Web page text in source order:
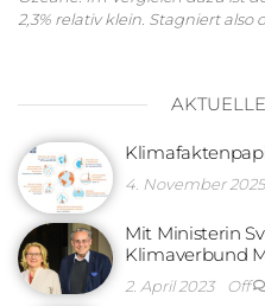
2,3% relativ klein. Stagniert
4. November 2025
Mit Ministerin
Klimaverbund
2. April 2023 Off